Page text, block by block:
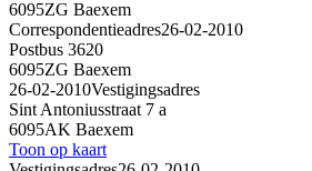
6095ZG Baexem
Correspondentieadres26-02-2010
Postbus 3620
6095ZG Baexem
26-02-2010Vestigingsadres
Sint Antoniusstraat 7 a
6095AK Baexem
Toon op kaart